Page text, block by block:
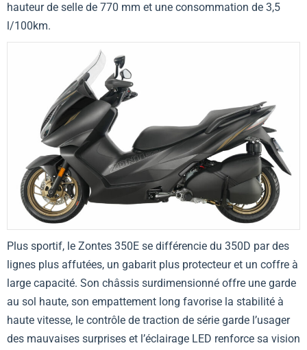
hauteur de selle de 770 mm et une consommation de 3,5
l/100km.
Plus sportif, le Zontes 350E se différencie du 350D par des
lignes plus affutées, un gabarit plus protecteur et un coffre à
large capacité. Son châssis surdimensionné offre une garde
au sol haute, son empattement long favorise la stabilité à
haute vitesse, le contrôle de traction de série garde l’usager
des mauvaises surprises et l’éclairage LED renforce sa vision